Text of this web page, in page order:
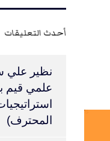
أحدث التعليقات
نظير علي
علمي قيم
المحترف)